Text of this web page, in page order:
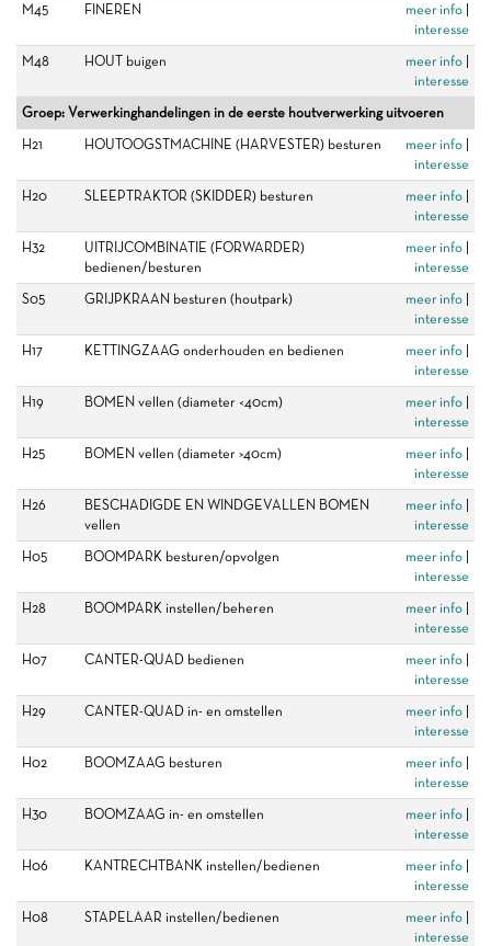
M45
FINEREN meer info
interesse
M48
HOUT buigen meer info
interesse
Groep: Verwerkinghandelingen in de eerste houtverwerking uitvoeren
H21
HOUTOOGSTMACHINE (HARVESTER) besturen meer info
interesse
H20
SLEEPTRAKTOR (SKIDDER) besturen meer info
interesse
H32
UITRIJCOMBINATIE (FORWARDER)
bedienen/besturen
meer info
interesse
S05
GRIJPKRAAN besturen (houtpark) meer info
interesse
H17
KETTINGZAAG onderhouden en bedienen meer info
interesse
H19
BOMEN vellen (diameter <40cm) meer info
interesse
H25
BOMEN vellen (diameter >40cm) meer info
interesse
H26
BESCHADIGDE EN WINDGEVALLEN BOMEN
vellen
meer info
interesse
H05
BOOMPARK besturen/opvolgen meer info
interesse
H28
BOOMPARK instellen/beheren meer info
interesse
H07
CANTER-QUAD bedienen meer info
interesse
H29
CANTER-QUAD in- en omstellen meer info
interesse
H02
BOOMZAAG besturen meer info
interesse
H30
BOOMZAAG in- en omstellen meer info
interesse
H06
KANTRECHTBANK instellen/bedienen meer info
interesse
H08
STAPELAAR instellen/bedienen meer info
interesse